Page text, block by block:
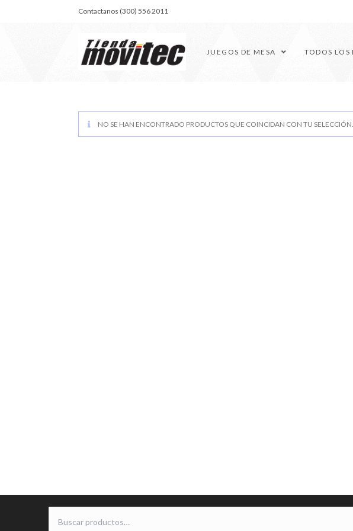
Contactanos (300) 556 2011
JUEGOS DE MESA TODOS LOS
NO SE HAN ENCONTRADO PRODUCTOS QUE COINCIDAN CON TU SELECCIÓN.